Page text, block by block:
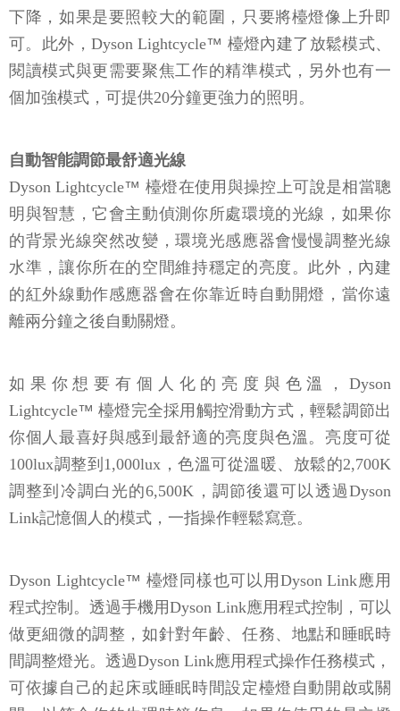
下降，如果是要照較大的範圍，只要將檯燈像上升即
可。此外，Dyson Lightcycle™ 檯燈內建了放鬆模式、
閱讀模式與更需要聚焦工作的精準模式，另外也有一
個加強模式，可提供20分鐘更強力的照明。
自動智能調節最舒適光線
Dyson Lightcycle™ 檯燈在使用與操控上可說是相當聰
明與智慧，它會主動偵測你所處環境的光線，如果你
的背景光線突然改變，環境光感應器會慢慢調整光線
水準，讓你所在的空間維持穩定的亮度。此外，內建
的紅外線動作感應器會在你靠近時自動開燈，當你遠
離兩分鐘之後自動關燈。
如果你想要有個人化的亮度與色溫，Dyson
Lightcycle™檯燈完全採用觸控滑動方式，輕鬆調節出
你個人最喜好與感到最舒適的亮度與色溫。亮度可從
100lux調整到1,000lux，色溫可從溫暖、放鬆的2,700K
調整到冷調白光的6,500K，調節後還可以透過Dyson
Link記憶個人的模式，一指操作輕鬆寫意。
Dyson Lightcycle™ 檯燈同樣也可以用Dyson Link應用
程式控制。透過手機用Dyson Link應用程式控制，可以
做更細微的調整，如針對年齡、任務、地點和睡眠時
間調整燈光。透過Dyson Link應用程式操作任務模式，
可依據自己的起床或睡眠時間設定檯燈自動開啟或關